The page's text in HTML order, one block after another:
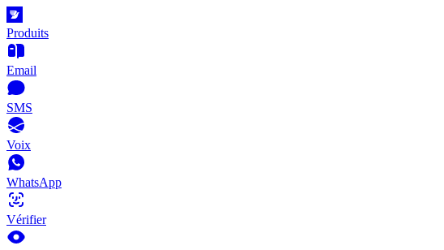
Produits
Email
SMS
Voix
WhatsApp
Vérifier